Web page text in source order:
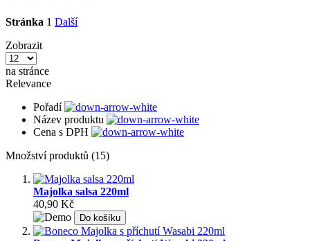
Stránka 1 Další
Zobrazit
na stránce
Relevance
Pořadí
Název produktu
Cena s DPH
Množství produktů (15)
Majolka salsa 220ml
40,90 Kč
Do košíku